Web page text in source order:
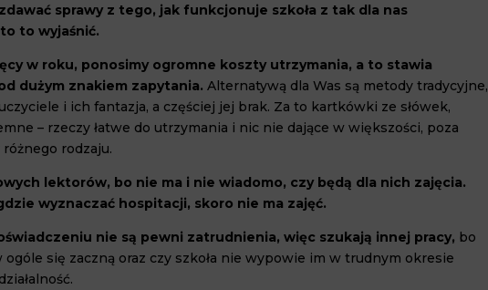
sprawy z tego, jak funkcjonuje szkoła z tak dla nas
to wyjaśnić.
w roku, ponosimy ogromne koszty utrzymania, a to stawia
dużym znakiem zapytania.Alternatywą dla Was są metody tradycyjne,
i ich fantazja, a częściej jej brak. Za to kartkówki ze słówek,
– rzeczy łatwe do utrzymania i nic nie dające w większości, poza
rodzaju.
lektorów, bo nie ma i nie wiadomo, czy będą dla nich zajęcia.
wyznaczać hospitacji, skoro nie ma zajęć.
nie są pewni zatrudnienia, więc szukają innej pracy, bo
się zaczną oraz czy szkoła nie wypowie im w trudnym okresie